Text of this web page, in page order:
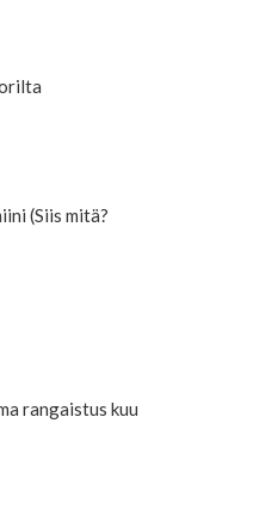
(Siis mitä?
rangaistus kuu